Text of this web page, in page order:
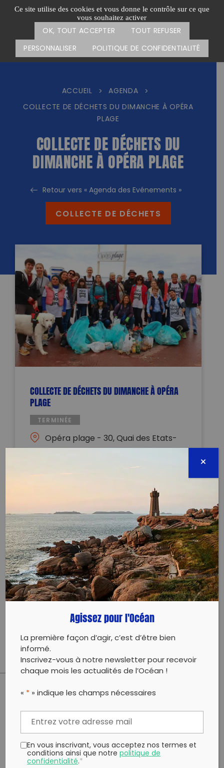
Ce site utilise des cookies et vous donne le contrôle sur ce que
vous souhaitez activer
OK, TOUT ACCEPTER
TOUT REFUSER
PERSONNALISER
POLITIQUE DE CONFIDENTIALITÉ
Passer
Menu
CARTE DES ACTIONS FAIRE UN DON
ACCUEIL > AGENDA
>
COLLECTE DE DÉCHETS DU DIMANCHE À OPÉRA
PLAGE
COLLECTE DE DÉCHETS DU
DIMANCHE À OPÉRA PLAGE
Retour vers « Agenda des Evénements »
COLLECTE DE DÉCHETS
COLLECTE DE DÉCHETS DU DIMANCHE À OPÉRA
PLAGE
TERMINÉE
Opéra plage - 30, Quai des Etats-
12 janvier 2025 - 10:00 à 11:00
collectif@niceplogging.com
0663938841
Évènement proposé par :
Agirrr
Rendez-vous chaque dimanche à 10 heures en haut
des escaliers qui descendent à la plage de l’Opéra.
Bienvenue à toutes et tous !
PARTAGER CET ARTICLE:
Partager sur Facebook
Partager sur
Envoyer à
Copy to clipboard
Agissez pour l'Océan
La première façon d’agir, c’est d’être bien
informé.
Inscrivez-vous à notre newsletter pour recevoir
chaque mois les actualités de l’Océan !
« * » indique les champs nécessaires
En vous inscrivant, vous acceptez nos termes et
conditions ainsi que notrepolitique de
confidentialité.*